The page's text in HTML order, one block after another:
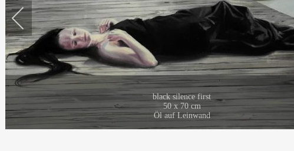
black silence first
50 x 70 cm
Öl auf Leinwand